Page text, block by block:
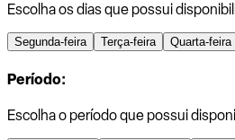
Escolha os dias que possui
Segunda-feira Terça-feira Quarta-feira
Período:
Escolha o período que possui